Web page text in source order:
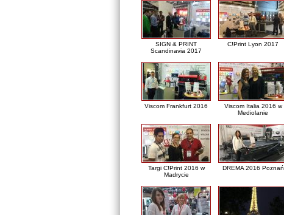
SIGN & PRINT
Scandinavia 2017
C!Print Lyon 2017
Viscom Frankfurt 2016
Viscom Italia 2016 w
Mediolanie
Targi C!Print 2016 w
Madrycie
DREMA 2016 Poznań